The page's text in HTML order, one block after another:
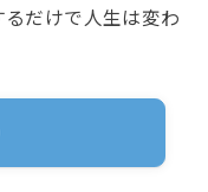
だけで人生は変わ